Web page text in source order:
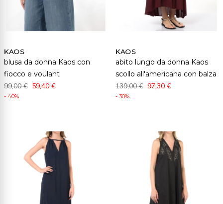
KAOS
blusa da donna Kaos con
fiocco e voulant
99,00 € 59,40 €
- 40%
KAOS
abito lungo da donna Kaos
scollo all'americana con balza
139,00 € 97,30 €
- 30%